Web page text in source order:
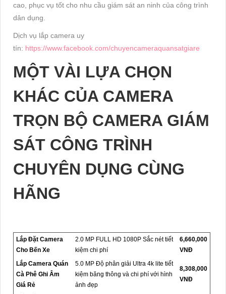
cao, phục vụ tốt cho nhu cầu giám sát an ninh của công trình
dân dụng.
Dịch vụ lắp camera uy
tín: https://www.facebook.com/chuyencameraquansatgiare
MỘT VÀI LỰA CHỌN
KHÁC CỦA CAMERA
TRỌN BỘ CAMERA GIÁM
SÁT CÔNG TRÌNH
CHUYÊN DỤNG CÙNG
HÃNG
Lắp Đặt Camera
Cho Bến Xe
2.0 MP FULL HD 1080P Sắc nét tiết
kiệm chi phí
6,660,000
VNĐ
Lắp Camera Quán
Cà Phê Ghi Âm
Giá Rẻ
5.0 MP Độ phân giải Ultra 4k lite tiết
kiệm băng thông và chi phí với hình
ảnh đẹp
8,308,000
VNĐ